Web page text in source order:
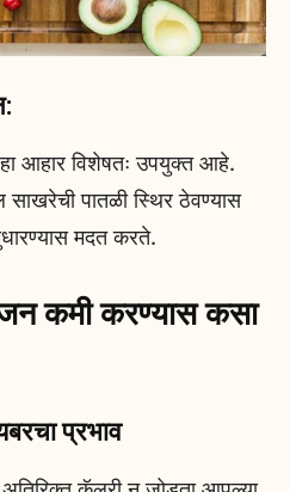
आहार विशेषतः उपयुक्त आहे.
साखरेची पातळी स्थिर ठेवण्यास
मदत करते.
कमी करण्यास कसा
प्रभाव